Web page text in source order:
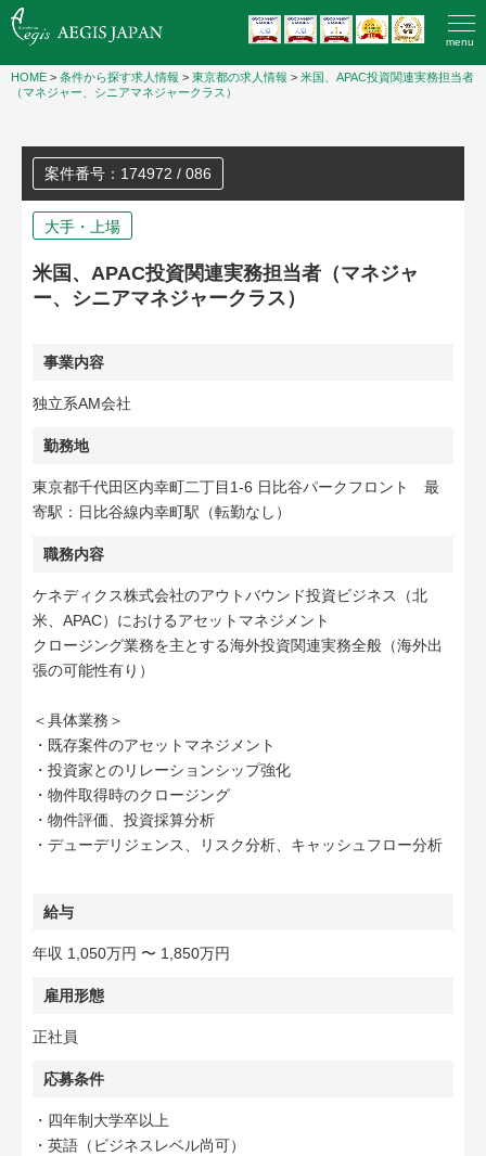
menu
HOME > 条件から探す求人情報 > 東京都の求人情報 > 米国、APAC投資関連実務担当者
（マネジャー、シニアマネジャークラス）
案件番号：174972 / 086
大手・上場
米国、APAC投資関連実務担当者（マネジャ
ー、シニアマネジャークラス）
事業内容
独立系AM会社
勤務地
東京都千代田区内幸町二丁目1-6 日比谷パークフロント 最
寄駅：日比谷線内幸町駅（転勤なし）
職務内容
ケネディクス株式会社のアウトバウンド投資ビジネス（北
米、APAC）におけるアセットマネジメント
クロージング業務を主とする海外投資関連実務全般（海外出
張の可能性有り）
＜具体業務＞
・既存案件のアセットマネジメント
・投資家とのリレーションシップ強化
・物件取得時のクロージング
・物件評価、投資採算分析
・デューデリジェンス、リスク分析、キャッシュフロー分析
給与
年収 1,050万円 〜 1,850万円
雇用形態
正社員
応募条件
・四年制大学卒以上
・英語（ビジネスレベル尚可）